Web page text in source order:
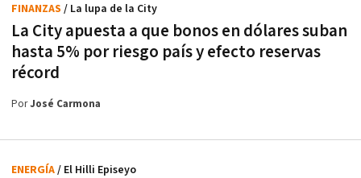
La City apuesta a que bonos en dólares suban
hasta 5% por riesgo país y efecto reservas
récord
FINANZAS / La lupa de la City
PorJosé Carmona
ENERGÍA/ El Hilli Episeyo